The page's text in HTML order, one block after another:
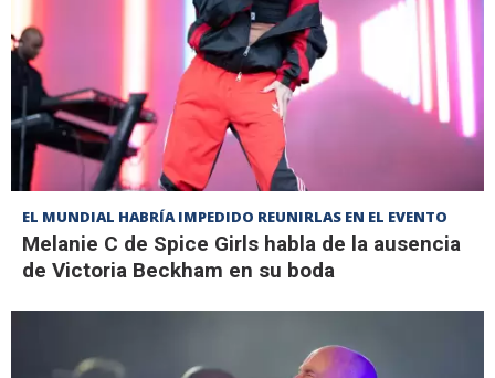
EL MUNDIAL HABRÍA IMPEDIDO REUNIRLAS EN EL EVENTO
Melanie C de Spice Girls habla de la ausencia
de Victoria Beckham en su boda